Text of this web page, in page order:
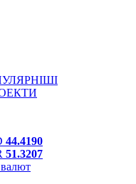
44.4190
51.3207